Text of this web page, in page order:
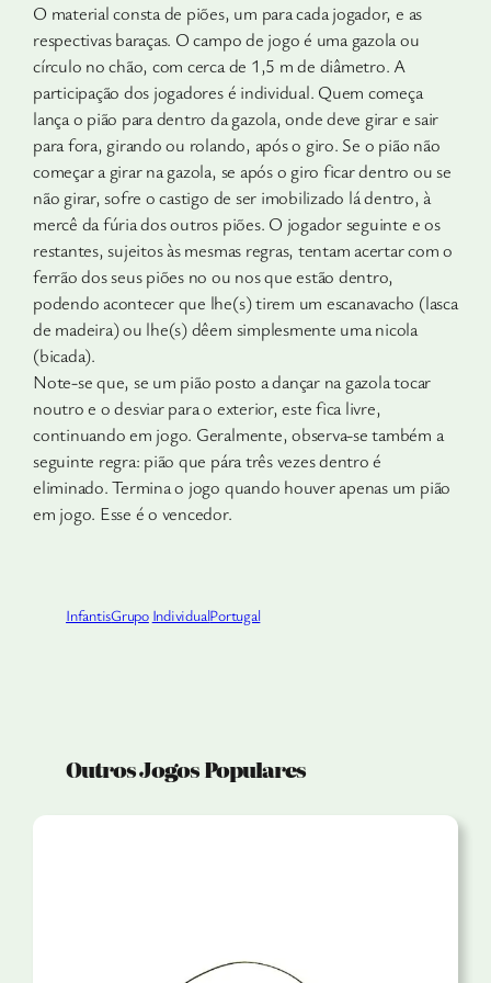
O material consta de piões, um para cada jogador, e as
respectivas baraças. O campo de jogo é uma gazola ou
círculo no chão, com cerca de 1,5 m de diâmetro. A
participação dos jogadores é individual. Quem começa
lança o pião para dentro da gazola, onde deve girar e sair
para fora, girando ou rolando, após o giro. Se o pião não
começar a girar na gazola, se após o giro ficar dentro ou se
não girar, sofre o castigo de ser imobilizado lá dentro, à
mercê da fúria dos outros piões. O jogador seguinte e os
restantes, sujeitos às mes­mas regras, tentam acertar com o
ferrão dos seus piões no ou nos que estão dentro,
podendo acontecer que lhe(s) tirem um escanavacho (lasca
de madeira) ou lhe(s) dêem simplesmente uma nicola
(bicada).
Note-se que, se um pião posto a dançar na gazola tocar
noutro e o desviar para o exterior, este fica livre,
continuando em jogo. Geralmente, observa-se também a
seguinte regra: pião que pára três vezes dentro é
eliminado. Termina o jogo quando houver apenas um pião
em jogo. Esse é o vencedor.
InfantisGrupo IndividualPortugal
Outros Jogos Populares